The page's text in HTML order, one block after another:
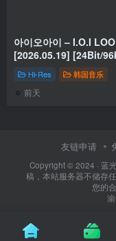
아이오아이 – I.O.I LOOP
[2026.05.19] [24Bit/
[Hi-Res Flac 385MB]
Hi-Res 韩国音乐
前天
友链申请
Copyright © 2024 · 蓝
稿，本站服务器不储存
您的